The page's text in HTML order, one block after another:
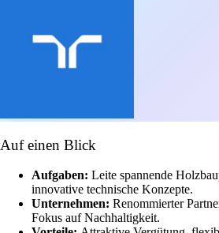
Auf einen Blick
Aufgaben: Leite spannende
innovative technische Konzepte.
Unternehmen: Renommierter
Fokus auf Nachhaltigkeit.